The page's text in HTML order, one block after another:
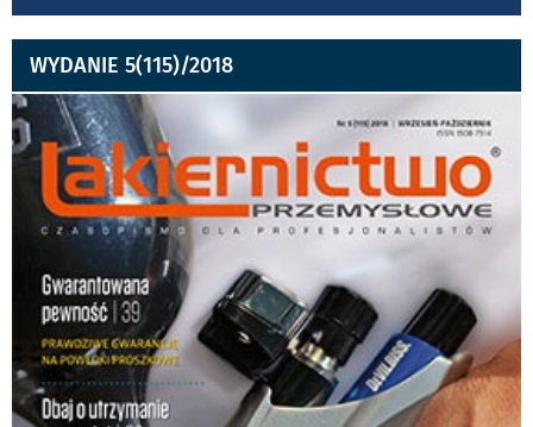
WYDANIE 5(115)/2018